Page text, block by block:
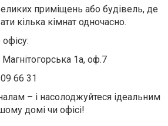
приміщень або будівель, де
кілька кімнат одночасно.
1а, оф.7
66 31
– і насолоджуйтеся ідеальним
домі чи офісі!